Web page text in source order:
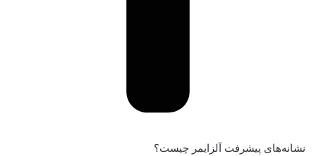
نشانه‌های پیشرفت آلزایمر چیست؟